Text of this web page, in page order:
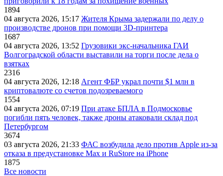
1894
04 августа 2026, 15:17 Жителя Крыма задержали по делу о
производстве дронов при помощи 3D‑принтера
1687
04 августа 2026, 13:52 Грузовики экс-начальника ГАИ
Волгоградской области выставили на торги после дела о
взятках
2316
04 августа 2026, 12:18 Агент ФБР украл почти $1 млн в
криптовалюте со счетов подозреваемого
1554
04 августа 2026, 07:19 При атаке БПЛА в Подмосковье
погибли пять человек, также дроны атаковали склад под
Петербургом
3674
03 августа 2026, 21:33 ФАС возбудила дело против Apple из-за
отказа в предустановке Max и RuStore на iPhone
1875
Все новости